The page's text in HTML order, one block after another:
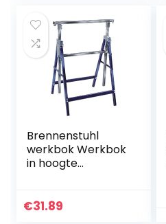
wanddecoratie,
antieke borden en
kunst(goud)
Brennenstuhl
werkbok Werkbok
in hoogte
€31.89